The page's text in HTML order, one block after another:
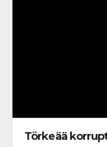
Törkeää